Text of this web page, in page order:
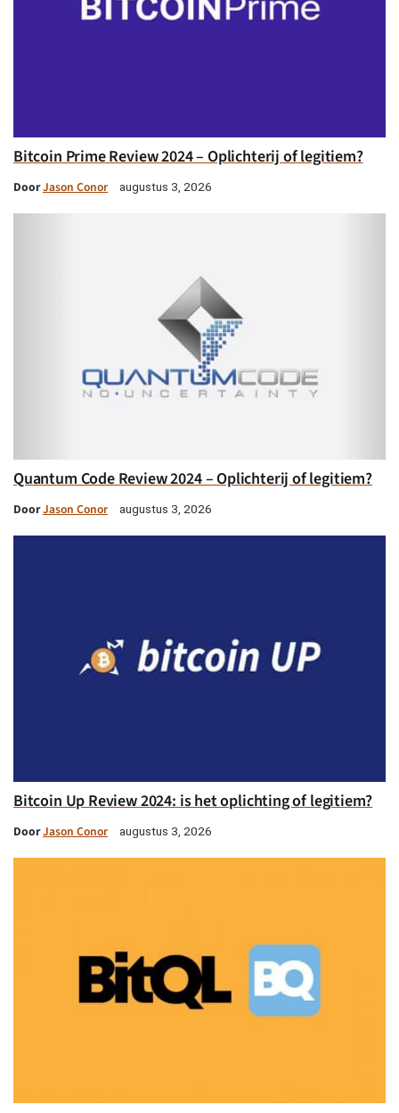
Bitcoin Prime Review 2024 – Oplichterij of legitiem?
DoorJason Conor augustus 3, 2026
Quantum Code Review 2024 – Oplichterij of legitiem?
DoorJason Conor augustus 3, 2026
Bitcoin Up Review 2024: is het oplichting of legitiem?
DoorJason Conor augustus 3, 2026